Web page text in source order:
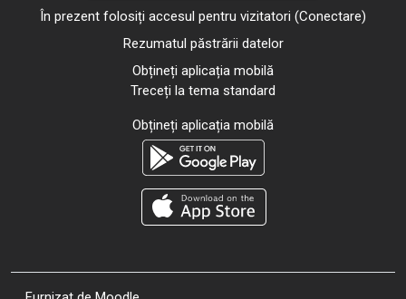
În prezent folosiți accesul pentru vizitatori (Conectare)
Rezumatul păstrării datelor
Obțineți aplicația mobilă
Treceți la tema standard
Obțineți aplicația mobilă